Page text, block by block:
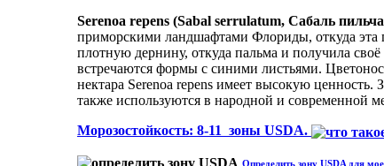
Serenoa repens (Sabal serrulatum, Сабаль
приморскими ландшафтами Флориды, откуда эта
плотную дернину, откуда пальма и получила
встречаются формы с синими листьями.
нектара Serenoa repens имеет высокую
также используются в народной и современной
Морозостойкость: 8-11 зоны USDA.
Определить зону USDA для